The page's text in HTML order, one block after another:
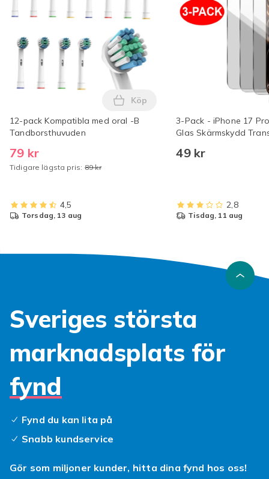
12-pack Kompatibla med oral -B
Tandborsthuvuden
79 kr
Tidigare lägsta pris: 89 kr
Lägg till 12-pack Kompatibla
Köp
4,5
torsdag, 13 aug
3-Pack - iPhone 17
Glas Skärmskydd
49 kr
2,8
tisdag, 11 aug
Sveriges största
marknadsplats för
fynd
Fynd du kan lita på
Snabb kundservice
Gör som miljoner kunder, hitta dina fynd hos oss!